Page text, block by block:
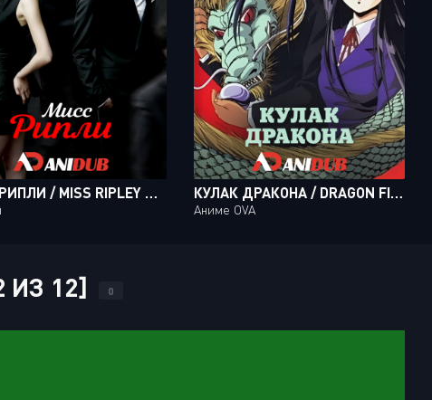
МИСC РИПЛИ / MISS RIPLEY DORAMA [08 ИЗ 16] КУЛАК ДРАКОНА / DRAGON FIST
Аниме OVA
ИЗ 12] 0